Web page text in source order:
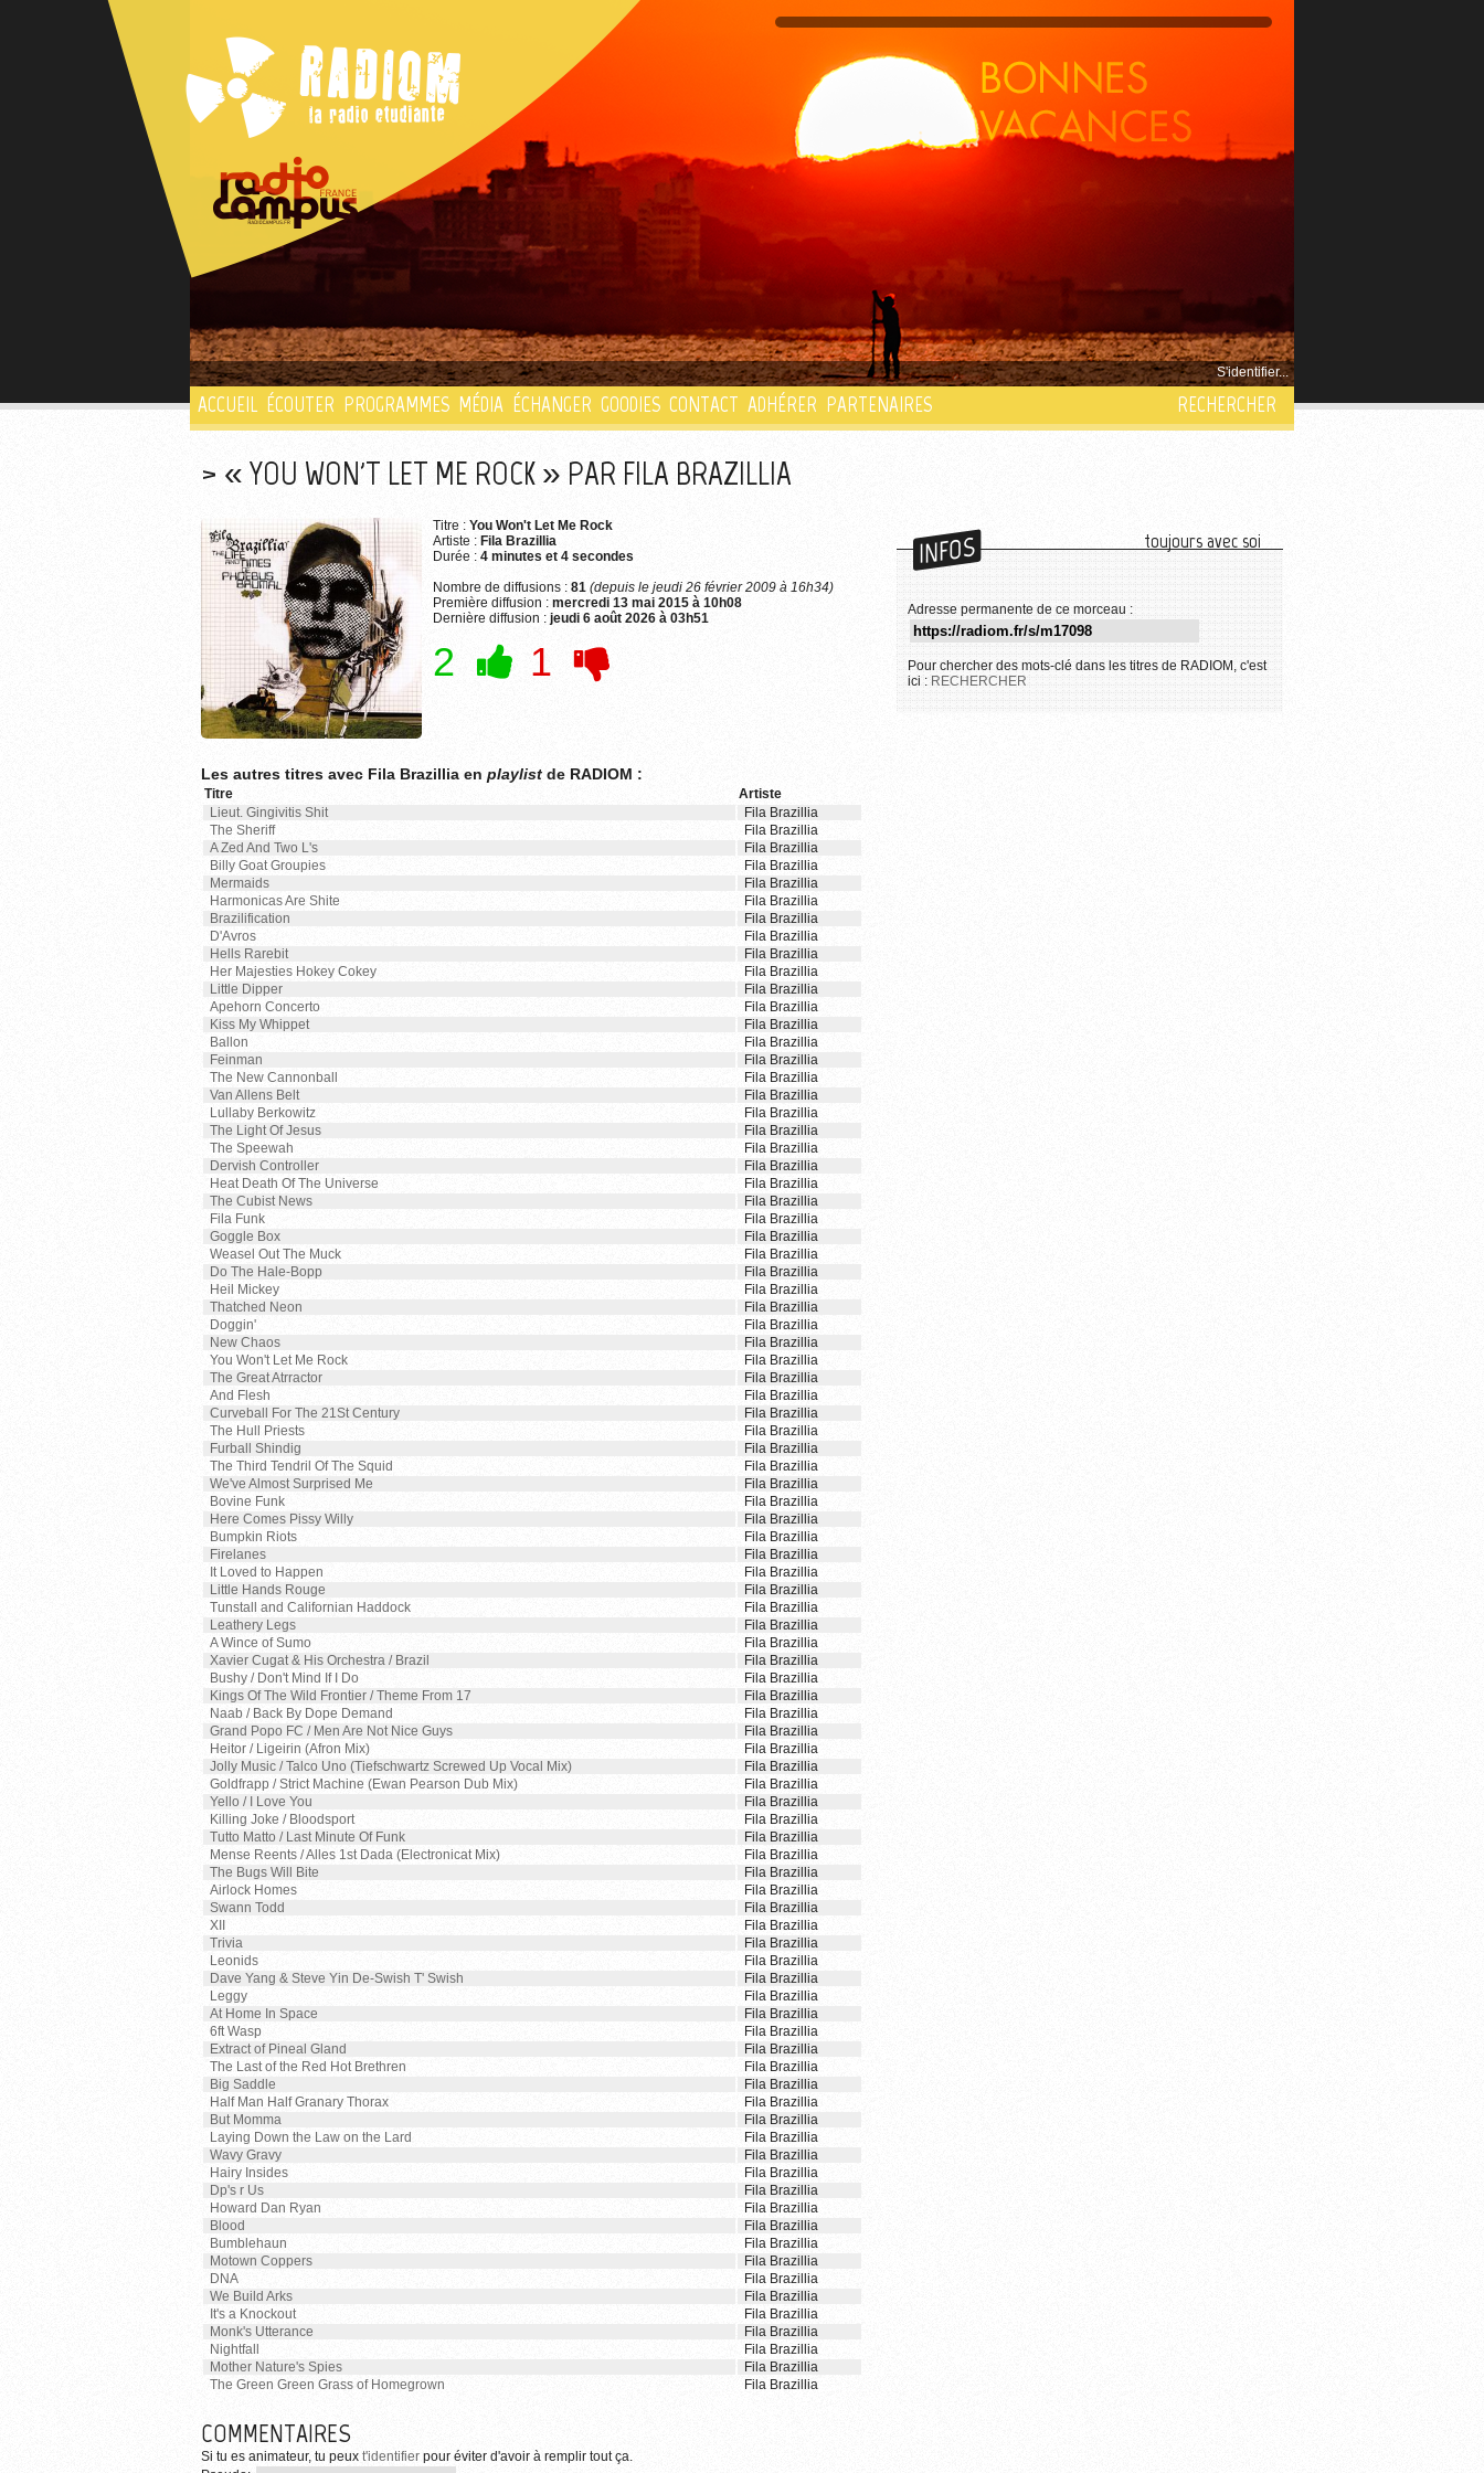
S'identifier...
ACCUEIL ÉCOUTER PROGRAMMES MÉDIA ÉCHANGER GOODIES CONTACT ADHÉRER PARTENAIRES RECHERCHER
« YOU WON'T LET ME ROCK » PAR FILA BRAZILLIA
Titre : You Won't Let Me Rock
Artiste : Fila Brazillia
Durée : 4 minutes et 4 secondes
Nombre de diffusions : 81 (depuis le jeudi 26 février 2009 à 16h34)
Première diffusion : mercredi 13 mai 2015 à 10h08
Dernière diffusion : jeudi 6 août 2026 à 03h51
2 1
Les autres titres avec Fila Brazillia en playlist de RADIOM :
Titre
Artiste
Lieut. Gingivitis Shit
Fila Brazillia
The Sheriff
Fila Brazillia
A Zed And Two L's
Fila Brazillia
Billy Goat Groupies
Fila Brazillia
Mermaids
Fila Brazillia
Harmonicas Are Shite
Fila Brazillia
Brazilification
Fila Brazillia
D'Avros
Fila Brazillia
Hells Rarebit
Fila Brazillia
Her Majesties Hokey Cokey
Fila Brazillia
Little Dipper
Fila Brazillia
Apehorn Concerto
Fila Brazillia
Kiss My Whippet
Fila Brazillia
Ballon
Fila Brazillia
Feinman
Fila Brazillia
The New Cannonball
Fila Brazillia
Van Allens Belt
Fila Brazillia
Lullaby Berkowitz
Fila Brazillia
The Light Of Jesus
Fila Brazillia
The Speewah
Fila Brazillia
Dervish Controller
Fila Brazillia
Heat Death Of The Universe
Fila Brazillia
The Cubist News
Fila Brazillia
Fila Funk
Fila Brazillia
Goggle Box
Fila Brazillia
Weasel Out The Muck
Fila Brazillia
Do The Hale-Bopp
Fila Brazillia
Heil Mickey
Fila Brazillia
Thatched Neon
Fila Brazillia
Doggin'
Fila Brazillia
New Chaos
Fila Brazillia
You Won't Let Me Rock
Fila Brazillia
The Great Atrractor
Fila Brazillia
And Flesh
Fila Brazillia
Curveball For The 21St Century
Fila Brazillia
The Hull Priests
Fila Brazillia
Furball Shindig
Fila Brazillia
The Third Tendril Of The Squid
Fila Brazillia
We've Almost Surprised Me
Fila Brazillia
Bovine Funk
Fila Brazillia
Here Comes Pissy Willy
Fila Brazillia
Bumpkin Riots
Fila Brazillia
Firelanes
Fila Brazillia
It Loved to Happen
Fila Brazillia
Little Hands Rouge
Fila Brazillia
Tunstall and Californian Haddock
Fila Brazillia
Leathery Legs
Fila Brazillia
A Wince of Sumo
Fila Brazillia
Xavier Cugat & His Orchestra / Brazil
Fila Brazillia
Bushy / Don't Mind If I Do
Fila Brazillia
Kings Of The Wild Frontier / Theme From 17
Fila Brazillia
Naab / Back By Dope Demand
Fila Brazillia
Grand Popo FC / Men Are Not Nice Guys
Fila Brazillia
Heitor / Ligeirin (Afron Mix)
Fila Brazillia
Jolly Music / Talco Uno (Tiefschwartz Screwed Up Vocal Mix)
Fila Brazillia
Goldfrapp / Strict Machine (Ewan Pearson Dub Mix)
Fila Brazillia
Yello / I Love You
Fila Brazillia
Killing Joke / Bloodsport
Fila Brazillia
Tutto Matto / Last Minute Of Funk
Fila Brazillia
Mense Reents / Alles 1st Dada (Electronicat Mix)
Fila Brazillia
The Bugs Will Bite
Fila Brazillia
Airlock Homes
Fila Brazillia
Swann Todd
Fila Brazillia
XII
Fila Brazillia
Trivia
Fila Brazillia
Leonids
Fila Brazillia
Dave Yang & Steve Yin De-Swish T' Swish
Fila Brazillia
Leggy
Fila Brazillia
At Home In Space
Fila Brazillia
6ft Wasp
Fila Brazillia
Extract of Pineal Gland
Fila Brazillia
The Last of the Red Hot Brethren
Fila Brazillia
Big Saddle
Fila Brazillia
Half Man Half Granary Thorax
Fila Brazillia
But Momma
Fila Brazillia
Laying Down the Law on the Lard
Fila Brazillia
Wavy Gravy
Fila Brazillia
Hairy Insides
Fila Brazillia
Dp's r Us
Fila Brazillia
Howard Dan Ryan
Fila Brazillia
Blood
Fila Brazillia
Bumblehaun
Fila Brazillia
Motown Coppers
Fila Brazillia
DNA
Fila Brazillia
We Build Arks
Fila Brazillia
It's a Knockout
Fila Brazillia
Monk's Utterance
Fila Brazillia
Nightfall
Fila Brazillia
Mother Nature's Spies
Fila Brazillia
The Green Green Grass of Homegrown
Fila Brazillia
COMMENTAIRES
Si tu es animateur, tu peux t'identifier pour éviter d'avoir à remplir tout ça.
INFOS toujours avec soi
Adresse permanente de ce morceau :
Pour chercher des mots-clé dans les titres de RADIOM, c'est
ici : RECHERCHER